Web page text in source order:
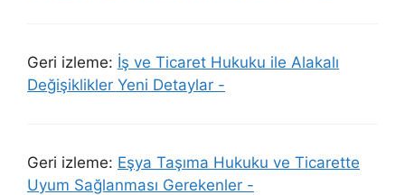
Geri izleme: İş ve Ticaret Hukuku ile Alakalı
Değişiklikler Yeni Detaylar -
Geri izleme: Eşya Taşıma Hukuku ve Ticarette
Uyum Sağlanması Gerekenler -